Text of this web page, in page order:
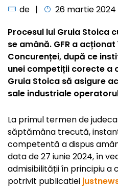
de
26 martie 2024
Procesul lui Gruia Stoica
se amână. GFR a
Concurenței, după ce
unei competiții corecte a
Gruia Stoica să asigure
sale industriale
La primul termen de
săptămâna trecută,
competentă a dispus
data de 27 iunie 2024, în
admisibilității în principiu a
potrivit publicatiei